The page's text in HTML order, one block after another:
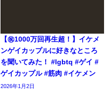
【㊗️1000万回再生超！】イケメ
ンゲイカップルに好きなところ
を聞いてみた！ #lgbtq #ゲイ #
ゲイカップル #筋肉 #イケメン
2026年1月2日